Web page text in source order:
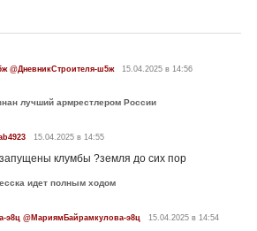
@ДневникСтроителя-ш5ж 15.04.2025 в 14:56
лучший армрестлером России
15.04.2025 в 14:55
клумбы ?земля до сих пор
идет полным ходом
э8ц @МариямБайрамкулова-э8ц 15.04.2025 в 14:54